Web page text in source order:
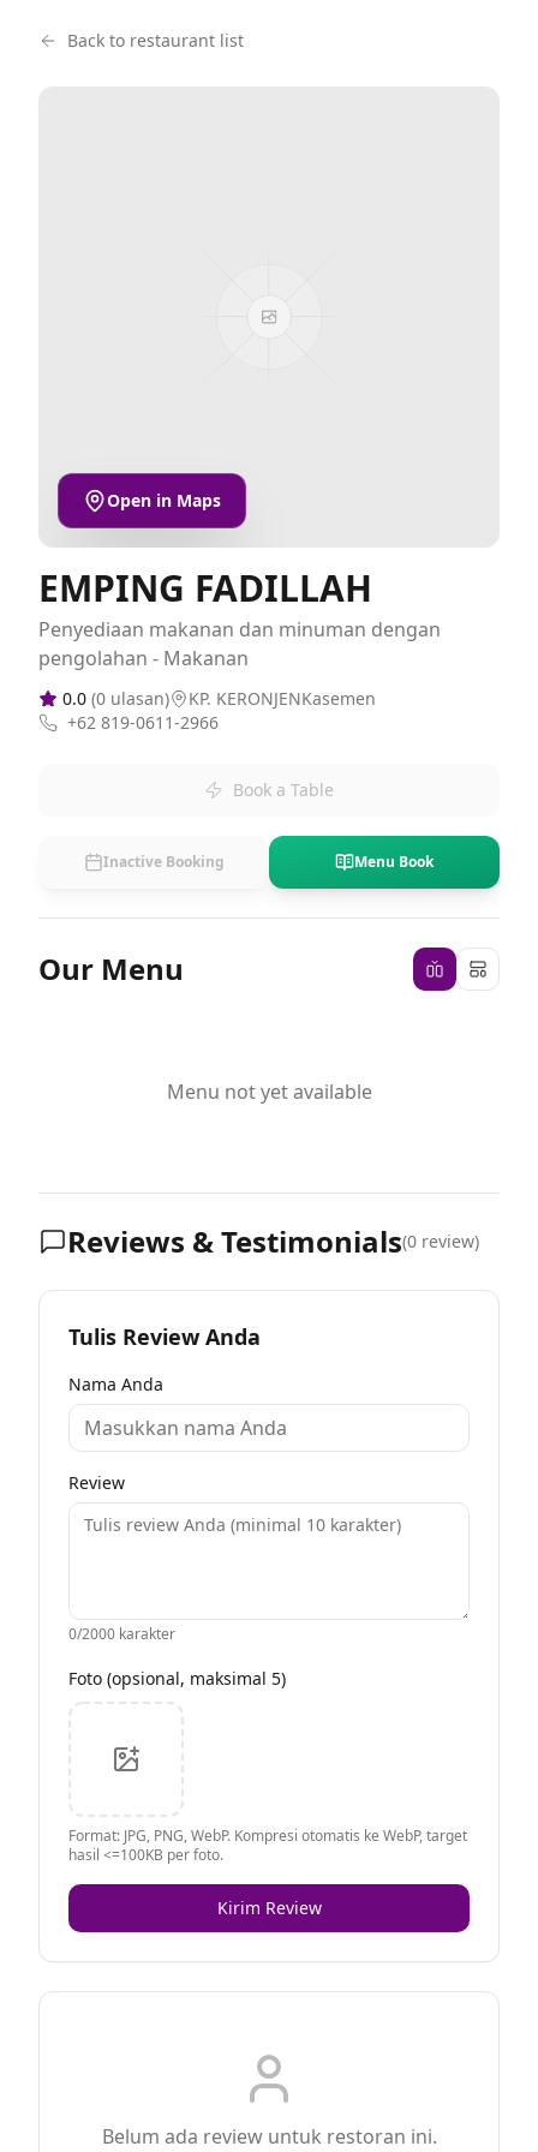
Back to restaurant list
Open in Maps
EMPING FADILLAH
Penyediaan makanan dan minuman dengan
pengolahan - Makanan
0.0 (0 ulasan)
KP. KERONJENKasemen
+62 819-0611-2966
Book a Table
Inactive Booking Menu Book
Our Menu
Menu not yet available
Reviews & Testimonials(0 review)
Tulis Review Anda
Nama Anda
Review
0/2000 karakter
Foto (opsional, maksimal 5)
Format: JPG, PNG, WebP. Kompresi otomatis ke WebP, target
hasil <=100KB per foto.
Kirim Review
Belum ada review untuk restoran ini.